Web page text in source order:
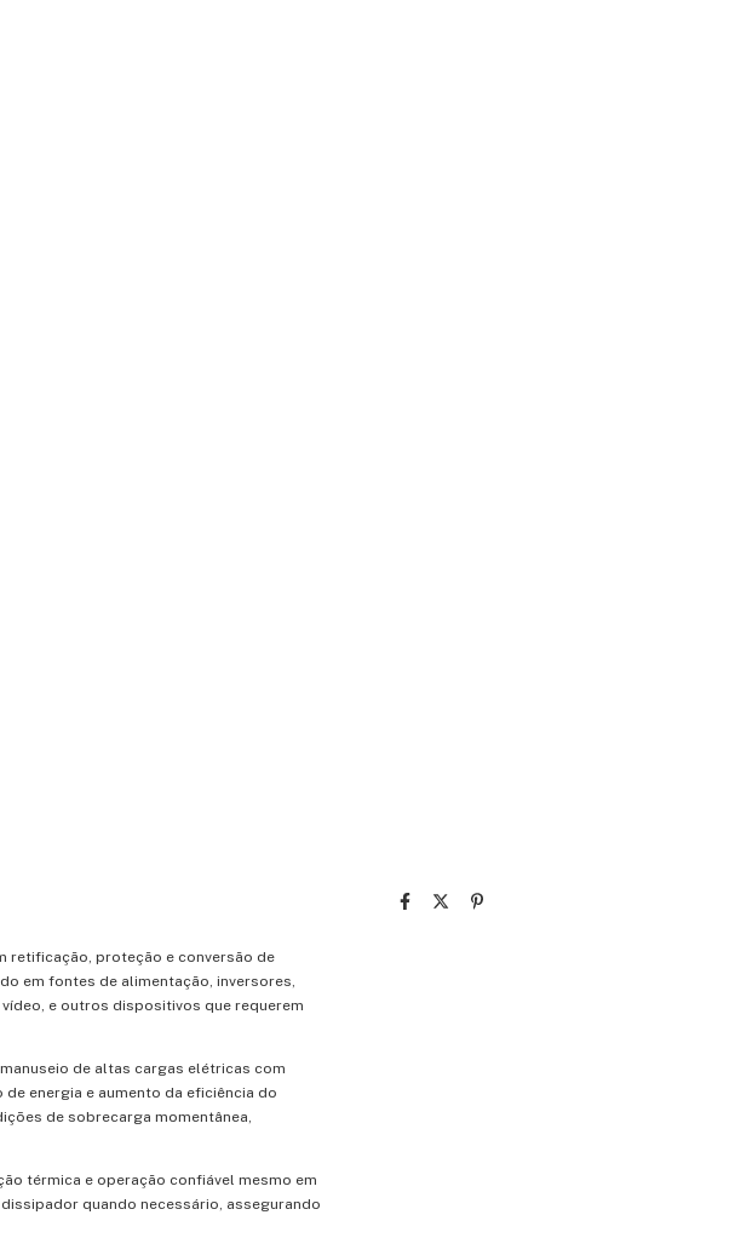
retificação, proteção e conversão de
em fontes de alimentação, inversores,
e outros dispositivos que requerem
de altas cargas elétricas com
energia e aumento da eficiência do
de sobrecarga momentânea,
térmica e operação confiável mesmo em
quando necessário, assegurando